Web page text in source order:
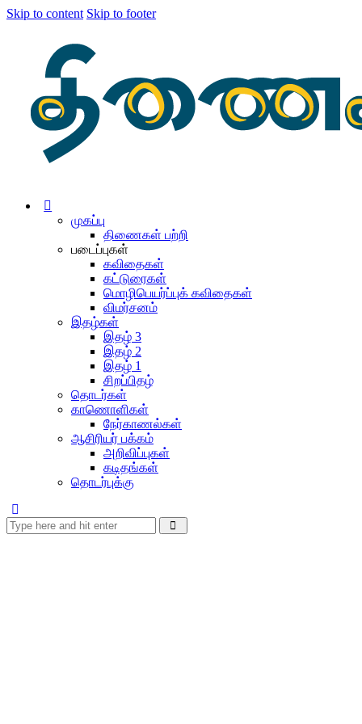
Skip to content Skip to footer
முகப்பு
திணைகள் பற்றி
படைப்புகள்
கவிதைகள்
கட்டுரைகள்
மொழிபெயர்ப்புக் கவிதைகள்
விமர்சனம்
இதழ்கள்
இதழ் 3
இதழ் 2
இதழ் 1
சிறப்பிதழ்
தொடர்கள்
காணொளிகள்
நேர்காணல்கள்
ஆசிரியர் பக்கம்
அறிவிப்புகள்
கடிதங்கள்
தொடர்புக்கு